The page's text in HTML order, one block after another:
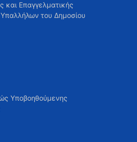
και Επαγγελματικής
του Δημοσίου
Υποβοηθούμενης